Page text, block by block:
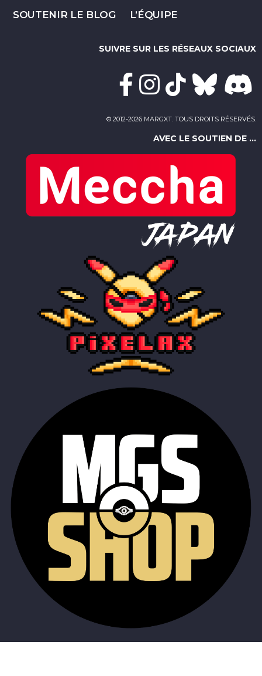
SOUTENIR LE BLOG L’ÉQUIPE
SUIVRE SUR LES RÉSEAUX SOCIAUX
© 2012-2026 MARGXT. TOUS DROITS RÉSERVÉS.
AVEC LE SOUTIEN DE ...